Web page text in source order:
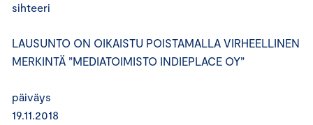
sihteeri
LAUSUNTO ON OIKAISTU POISTAMALLA VIRHEELLINEN
MERKINTÄ ”MEDIATOIMISTO INDIEPLACE OY”
päiväys
19.11.2018